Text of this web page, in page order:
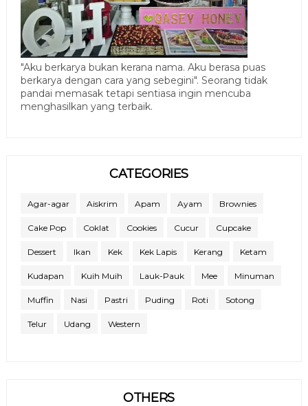
"Aku berkarya bukan kerana nama. Aku berasa puas
berkarya dengan cara yang sebegini". Seorang tidak
pandai memasak tetapi sentiasa ingin mencuba
menghasilkan yang terbaik.
CATEGORIES
Agar-agar Aiskrim Apam Ayam Brownies
Cake Pop Coklat Cookies Cucur Cupcake
Dessert Ikan Kek Kek Lapis Kerang Ketam
Kudapan Kuih Muih Lauk-Pauk Mee Minuman
Muffin Nasi Pastri Puding Roti Sotong
Telur Udang Western
OTHERS